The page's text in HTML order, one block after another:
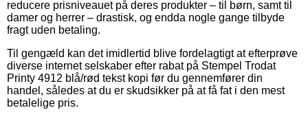
reducere prisniveauet på deres produkter – til børn, samt til
damer og herrer – drastisk, og endda nogle gange tilbyde
fragt uden betaling.
Til gengæld kan det imidlertid blive fordelagtigt at efterprøve
diverse internet selskaber efter rabat på Stempel Trodat
Printy 4912 blå/rød tekst kopi før du gennemfører din
handel, således at du er skudsikker på at få fat i den mest
betalelige pris.